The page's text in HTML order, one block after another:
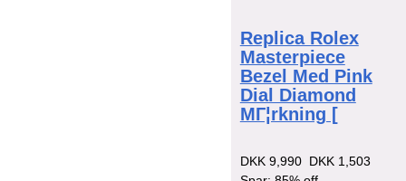
Replica Rolex
Masterpiece
Bezel Med Pink
Dial Diamond
MГ¦rkning [
DKK 9,990 DKK 1,503